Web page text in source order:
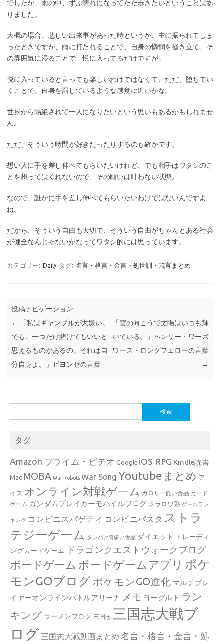
でしたが、雨の中、ずぶ濡れになってただ歩きたいということはあ
りました。
大概の場合、悲しい出来事があった時というか、主に振られてしま
ったときですが、雨に打たれることで、自身の憐憫を掻き立て、そ
の雰囲気に浸ることで、悦に入ってるだけですが。
悦に入っていると言っても楽しいわけではなくて、ただ、堕ちてい
くことで、自身を罰しているような感覚に近いかな。
世界から隔絶されて一人になりたいという思いもあるかもしれませ
ん。
ただ、そういう時間が好きだったりするのも確かです。
想い人に手を差し伸べてもらいたいけれど、でも相手はワタシのこ
とを想ってはくれないので、その願いは叶わない状態。
なので、誰かに手を差し伸べてもらいたいわけではないんですよ
ね。
だから、そういう自由も大切で、そういう自由がちゃんとある社会
が健全なんじゃないかなってワタシ的には思っています。
カテゴリー: Daily タグ: 名言・格言・金言・処世訓・箴言まとめ
投稿ナビゲーション
←
「私はギャンブルが大嫌い。
でも、一つだけ賭けてもいいと
思えるものがあるの。それは自
分自身よ。」ビヨンセの言葉
「雲の向こうで太陽はいつも輝
いている。」ヘンリー・ワーズ
ワース・ロングフェローの言葉
→
索:
タグ
Amazon プライム・ビデオ Google iOS RPG Kindle読書
Mac MOBA War Robots War Song Youtube まとめ ア
イス オンライン対戦ゲーム カロリー低い食品 カード
ゲーム ガンダムブレイカーモバイルブログ クラロワ系 ゲームラン
キング コンビニスパゲティ コンビニパスタ ストラ
テジーゲーム
タンパク質多い食品 ダイエット
トレーディ
ングカードゲーム
ドラゴンクエストウォークブログ
ボードゲーム ボードゲームアプリ ポケ
モンGOブログ ポケモンGO進化 マルチプレ
イヤーオンラインバトルアリーナ メモ ヨーグルト ラン
キング ラーメンブログ 三国志 三国志大戦ブ
ログ 三国志大戦動画まとめ 名言・格言・金言・処